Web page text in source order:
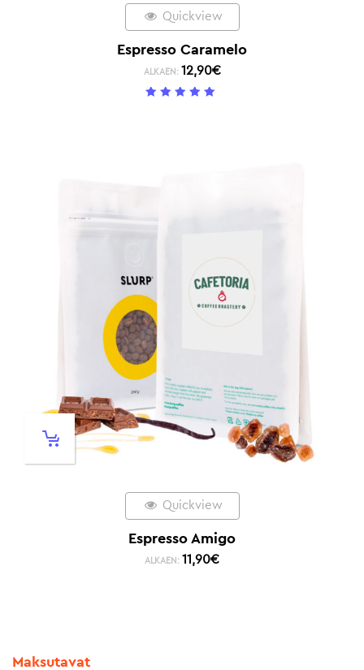
Quickview
Espresso Caramelo
ALKAEN: 12,90€
Quickview
Espresso Amigo
ALKAEN: 11,90€
Maksutavat